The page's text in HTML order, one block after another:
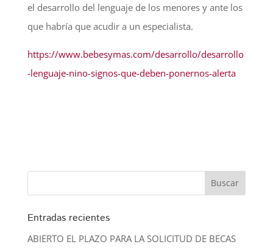
el desarrollo del lenguaje de los menores y ante los
que habría que acudir a un especialista.
https://www.bebesymas.com/desarrollo/desarrollo
-lenguaje-nino-signos-que-deben-ponernos-alerta
Entradas recientes
ABIERTO EL PLAZO PARA LA SOLICITUD DE BECAS